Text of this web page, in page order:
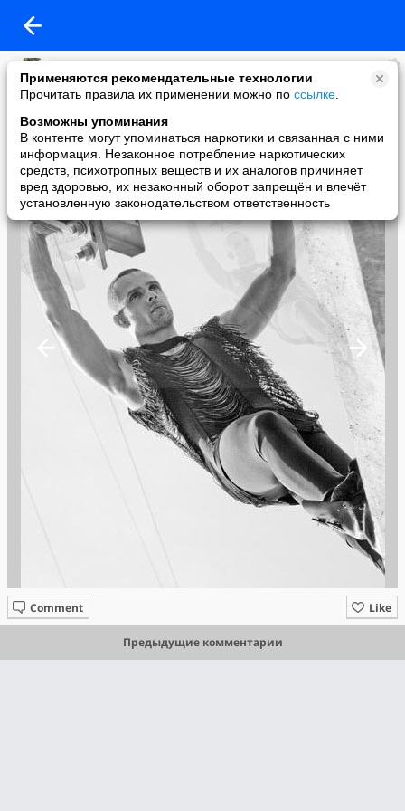
Применяются рекомендательные технологии
Прочитать правила их применении можно по ссылке
Возможны упоминания
В контенте могут упоминаться наркотики и связанная с ними
информация. Незаконное потребление наркотических
средств, психотропных веществ и их аналогов причиняет
вред здоровью, их незаконный оборот запрещён и влечёт
установленную законодательством ответственность
Милка!!!
added a photo
24 Sep в 08:00
Like
Comment
Предыдущие комментарии